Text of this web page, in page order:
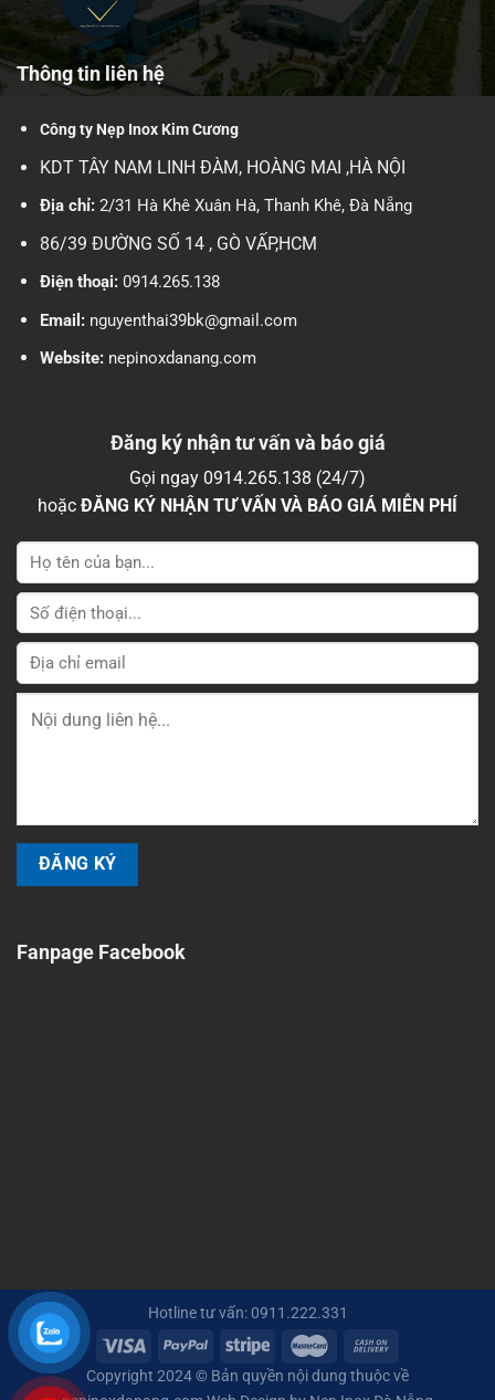
Thông tin liên hệ
Công ty Nẹp Inox Kim Cương
KDT TÂY NAM LINH ĐÀM, HOÀNG MAI ,HÀ NỘI
Địa chỉ:2/31 Hà Khê Xuân Hà, Thanh Khê, Đà Nẵng
86/39 ĐƯỜNG SỐ 14 , GÒ VẤP,HCM
Điện thoại:0914.265.138
Email:nguyenthai39bk@gmail.com
Website:nepinoxdanang.com
Đăng ký nhận tư vấn và báo giá
Gọi ngay 0914.265.138 (24/7)
hoặc ĐĂNG KÝ NHẬN TƯ VẤN VÀ BÁO GIÁ MIỄN PHÍ
Fanpage Facebook
Hotline tư vấn: 0911.222.331
Copyright 2024 © Bản quyền nội dung thuộc về